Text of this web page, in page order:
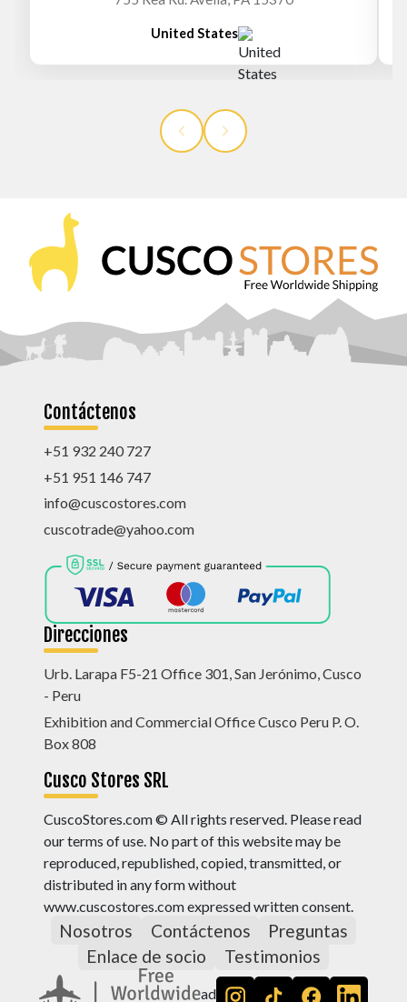
United States
Contáctenos
+51 932 240 727
+51 951 146 747
info@cuscostores.com
cuscotrade@yahoo.com
Direcciones
Urb. Larapa F5-21 Office 301, San Jerónimo, Cusco
- Peru
Exhibition and Commercial Office Cusco Peru P. O.
Box 808
Cusco Stores SRL
CuscoStores.com © All rights reserved. Please read
our terms of use. No part of this website may be
reproduced, republished, copied, transmitted, or
distributed in any form without
www.cuscostores.com expressed written consent.
Nosotros Contáctenos
Preguntas
Enlace de socio
Testimonios
ad